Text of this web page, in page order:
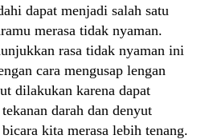
dapat menjadi salah satu
merasa tidak nyaman.
rasa tidak nyaman ini
cara mengusap lengan
dilakukan karena dapat
darah dan denyut
kita merasa lebih tenang.